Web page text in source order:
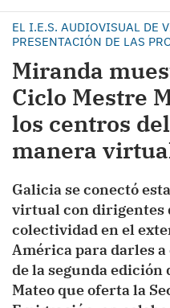
EL I.E.S. AUDIOVISUAL DE
PRESENTACIÓN DE LAS
Miranda
Ciclo Mestre
los centros
manera
Galicia se conectó
virtual con dirigentes
colectividad en el
América para darles
de la segunda edición
Mateo que oferta la